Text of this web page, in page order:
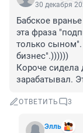
30 декабря
Бабское
эта фраза
только сыном".
бизнес".))))))
Короче сидела
зарабатывал.
ОТВЕТИТЬ 3
Элль